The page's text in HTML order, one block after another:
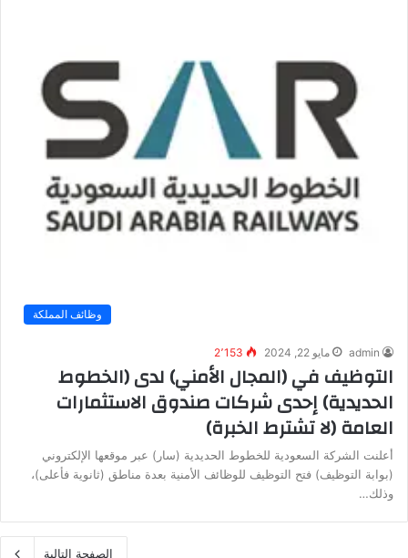
وظائف المملكة
admin مايو 22, 2024 2٬153
التوظيف في (المجال الأمني) لدى (الخطوط
الحديدية) إحدى شركات صندوق الاستثمارات
العامة (لا تشترط الخبرة)
أعلنت الشركة السعودية للخطوط الحديدية (سار) عبر موقعها الإلكتروني
(بوابة التوظيف) فتح التوظيف للوظائف الأمنية بعدة مناطق (ثانوية فأعلى)،
وذلك…
الصفحة التالية